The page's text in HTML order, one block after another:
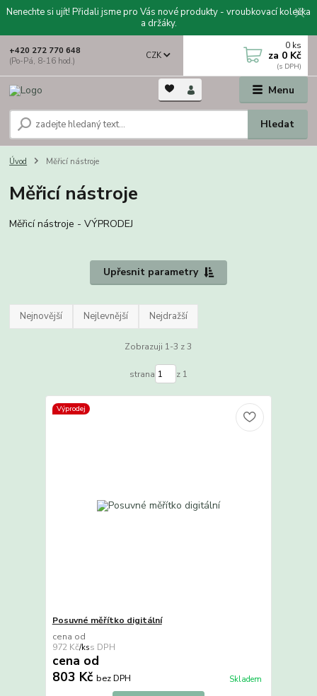
Nenechte si ujít! Přidali jsme pro Vás nové produkty - vroubkovací kolečka
a držáky.
Menu
CZK
Hledat
+420 272 770 648
(Po-Pá, 8-16 hod.)
0 ks
za 0 Kč
Úvod Měřicí nástroje
Měřicí nástroje
Měřicí nástroje - VÝPRODEJ
Upřesnit parametry
Nejnovější Nejlevnější Nejdražší
Zobrazuji 1-3 z 3
strana z 1
Výprodej
Posuvné měřítko digitální
cena od
972 Kč/ks
cena od
803 Kč bez DPH Skladem